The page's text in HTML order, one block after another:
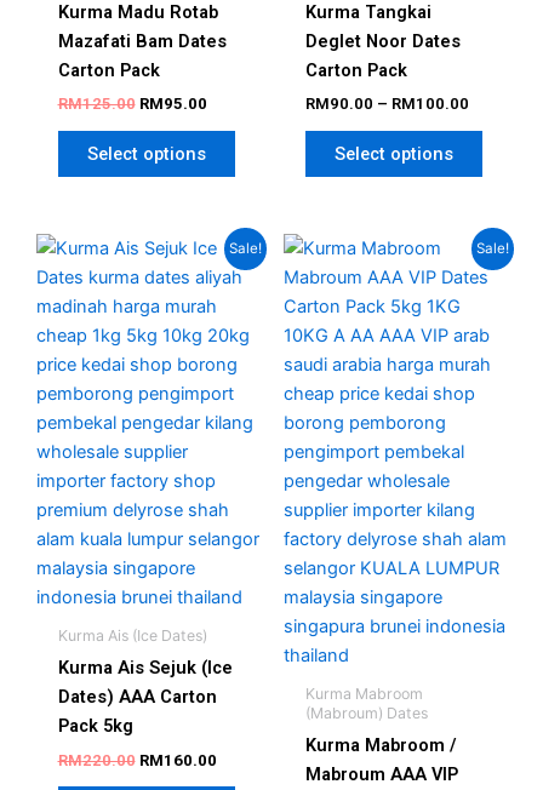
Kurma Madu Rotab
Mazafati Bam​ Dates
Carton Pack
RM125.00 RM95.00
Select options
Kurma Tangkai
Deglet Noor Dates
Carton Pack
RM90.00 – RM100.00
Select options
Sale!
Kurma Ais (Ice Dates)
Kurma Ais Sejuk (Ice
Dates) AAA Carton
Pack 5kg
RM220.00
Original
price
was:
RM220.00.
RM160.00
Current
price
is:
RM160.00.
This
product
multiple
variants.
The
options
chosen
on
product
Sale!
Kurma Mabroom
(Mabroum) Dates
Kurma Mabroom /
Mabroum AAA VIP
Original
was:
RM380.00.
Current
price
is: